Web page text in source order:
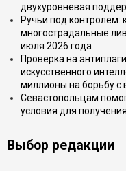
двухуровневая
Ручьи под контролем:
многострадальные
июля 2026 года
Проверка на
искусственного
миллионы на борьбу
Севастопольцам
условия для
Выбор редакции